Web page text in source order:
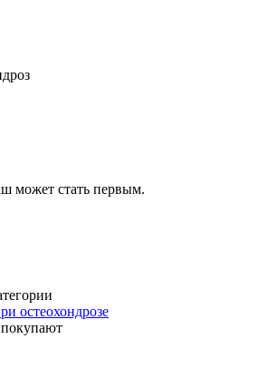
может стать первым.
остеохондрозе